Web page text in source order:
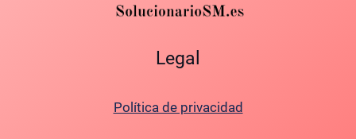
Legal
Política de privacidad